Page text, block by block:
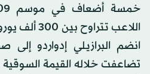
انضم البرازيلي إدواردو